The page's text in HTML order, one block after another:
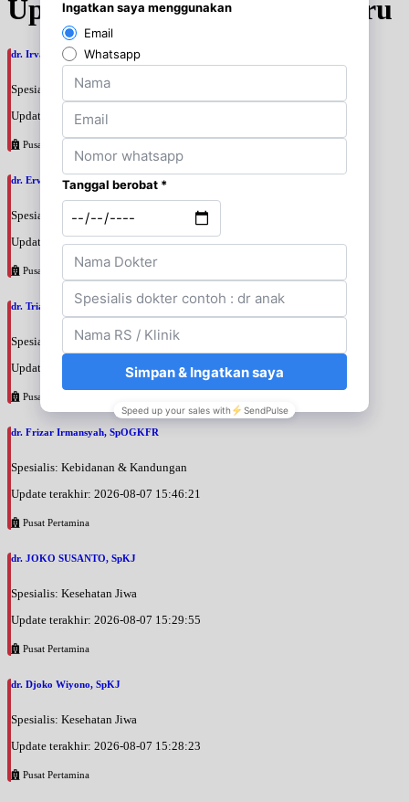
Update Jadwal Dokter terbaru
dr. Irvan Adenin, SpOGKFM
Spesialis: Kebidanan & Kandungan
Update terakhir: 2026-08-07 16:10:01
Pusat Pertamina
dr. Erwinsyah Hasyim Harahap, M.Kes
Spesialis: Kebidanan & Kandungan
Update terakhir: 2026-08-07 16:02:11
Pusat Pertamina
dr. Triani Ismelia Firdayanti, SpOG
Spesialis: Kebidanan & Kandungan
Update terakhir: 2026-08-07 15:48:40
Pusat Pertamina
dr. Frizar Irmansyah, SpOGKFR
Spesialis: Kebidanan & Kandungan
Update terakhir: 2026-08-07 15:46:21
Pusat Pertamina
dr. JOKO SUSANTO, SpKJ
Spesialis: Kesehatan Jiwa
Update terakhir: 2026-08-07 15:29:55
Pusat Pertamina
dr. Djoko Wiyono, SpKJ
Spesialis: Kesehatan Jiwa
Update terakhir: 2026-08-07 15:28:23
Pusat Pertamina